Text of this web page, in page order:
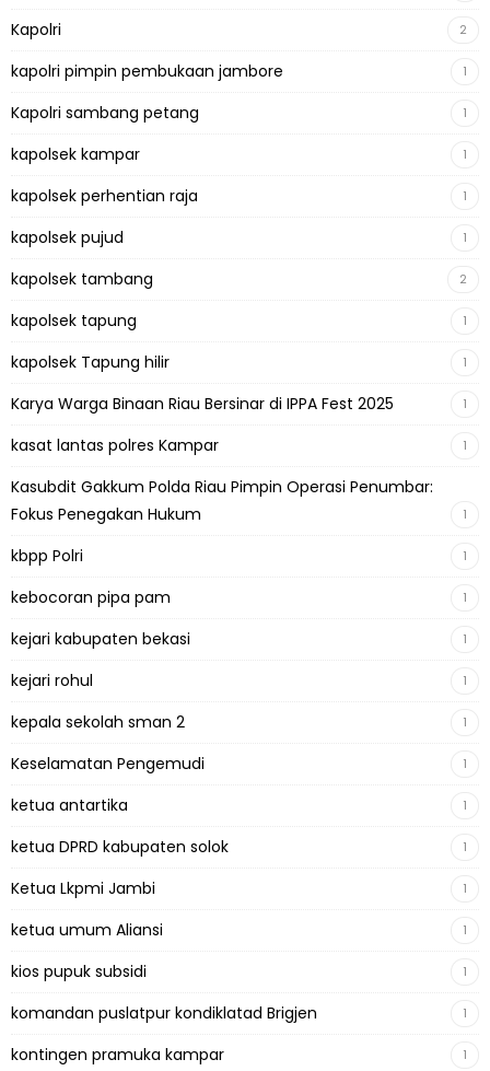
Kapolri 2
kapolri pimpin pembukaan jambore 1
Kapolri sambang petang 1
kapolsek kampar 1
kapolsek perhentian raja 1
kapolsek pujud 1
kapolsek tambang 2
kapolsek tapung 1
kapolsek Tapung hilir 1
Karya Warga Binaan Riau Bersinar di IPPA Fest 2025 1
kasat lantas polres Kampar 1
Kasubdit Gakkum Polda Riau Pimpin Operasi Penumbar:
Fokus Penegakan Hukum
1
kbpp Polri 1
kebocoran pipa pam 1
kejari kabupaten bekasi 1
kejari rohul 1
kepala sekolah sman 2 1
Keselamatan Pengemudi 1
ketua antartika 1
ketua DPRD kabupaten solok 1
Ketua Lkpmi Jambi 1
ketua umum Aliansi 1
kios pupuk subsidi 1
komandan puslatpur kondiklatad Brigjen 1
kontingen pramuka kampar 1